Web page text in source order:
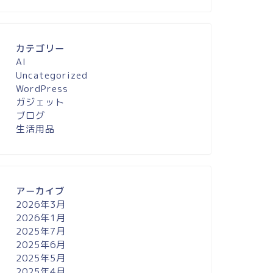
カテゴリー
AI
Uncategorized
WordPress
ガジェット
ブログ
生活用品
アーカイブ
2026年3月
2026年1月
2025年7月
2025年6月
2025年5月